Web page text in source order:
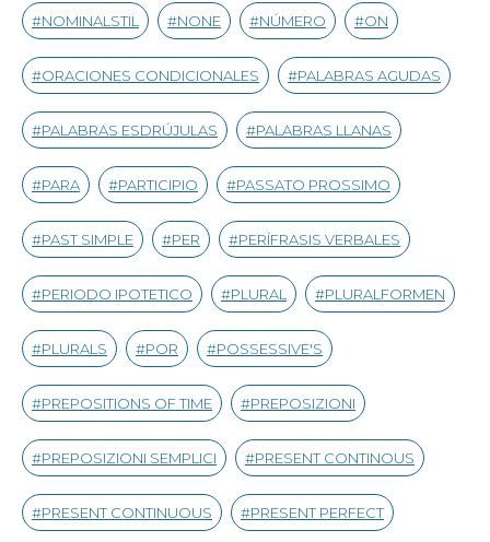
NOMINALSTIL NONE NÚMERO ON
ORACIONES CONDICIONALES PALABRAS AGUDAS
PALABRAS ESDRÚJULAS PALABRAS LLANAS
PARA PARTICIPIO PASSATO PROSSIMO
PAST SIMPLE PER PERÍFRASIS VERBALES
PERIODO IPOTETICO PLURAL PLURALFORMEN
PLURALS POR POSSESSIVE'S
PREPOSITIONS OF TIME PREPOSIZIONI
PREPOSIZIONI SEMPLICI PRESENT CONTINOUS
PRESENT CONTINUOUS PRESENT PERFECT